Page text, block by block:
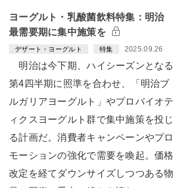
ヨーグルト・乳酸菌飲料特集：明治
最需要期に集中施策を
デザート・ヨーグルト 特集 2025.09.26
明治は今下期、ハイシーズンとなる
第4四半期に照準を合わせ、「明治ブ
ルガリアヨーグルト」やプロバイオテ
ィクスヨーグルト群で集中施策を投じ
る計画だ。消費者キャンペーンやプロ
モーションの強化で需要を喚起。価格
改定を経てダウンサイズしつつある物